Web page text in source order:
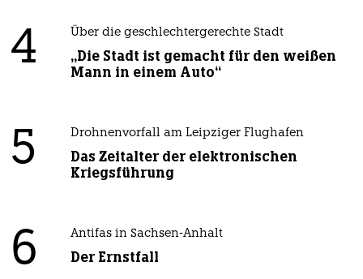
4 Über die geschlechtergerechte Stadt
„Die Stadt ist gemacht für den weißen
Mann in einem Auto“
5 Drohnenvorfall am Leipziger Flughafen
Das Zeitalter der elektronischen
Kriegsführung
6 Antifas in Sachsen-Anhalt
Der Ernstfall